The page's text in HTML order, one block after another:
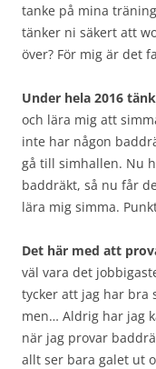
tanke på mina
tänker ni säkert att
över? För mig är det
Under hela 2016
och lära mig att
inte har någon
gå till simhallen. Nu
baddräkt, så nu får
lära mig simma.
Det här med att
väl vara det
tycker att jag har bra
men… Aldrig har jag
när jag provar
allt ser bara galet ut